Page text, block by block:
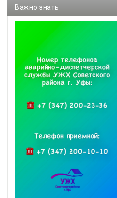
Важно знать